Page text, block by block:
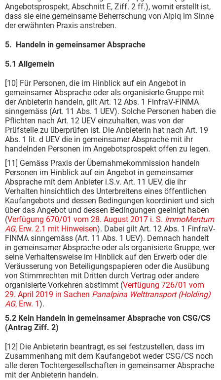
Angebotsprospekt, Abschnitt E, Ziff. 2 ff.), womit erstellt ist,
dass sie eine gemeinsame Beherrschung von Alpiq im Sinne
der erwähnten Praxis anstreben.
5. Handeln in gemeinsamer Absprache
5.1 Allgemein
[10] Für Personen, die im Hinblick auf ein Angebot in
gemeinsamer Absprache oder als organisierte Gruppe mit
der Anbieterin handeln, gilt Art. 12 Abs. 1 FinfraV-FINMA
sinngemäss (Art. 11 Abs. 1 UEV). Solche Personen haben die
Pflichten nach Art. 12 UEV einzuhalten, was von der
Prüfstelle zu überprüfen ist. Die Anbieterin hat nach Art. 19
Abs. 1 lit. d UEV die in gemeinsamer Absprache mit ihr
handelnden Personen im Angebotsprospekt offen zu legen.
[11] Gemäss Praxis der Übernahmekommission handeln
Personen im Hinblick auf ein Angebot in gemeinsamer
Absprache mit dem Anbieter i.S.v. Art. 11 UEV, die ihr
Verhalten hinsichtlich des Unterbreitens eines öffentlichen
Kaufangebots und dessen Bedingungen koordiniert und sich
über das Angebot und dessen Bedingungen geeinigt haben
(Verfügung 670/01 vom 28. August 2017 i. S. ImmoMentum
AG, Erw. 2.1 mit Hinweisen). Dabei gilt Art. 12 Abs. 1 FinfraV-
FINMA sinngemäss (Art. 11 Abs. 1 UEV). Demnach handelt
in gemeinsamer Absprache oder als organisierte Gruppe, wer
seine Verhaltensweise im Hinblick auf den Erwerb oder die
Veräusserung von Beteiligungspapieren oder die Ausübung
von Stimmrechten mit Dritten durch Vertrag oder andere
organisierte Vorkehren abstimmt (Verfügung 726/01 vom
29. April 2019 in Sachen Panalpina Welttransport (Holding)
AG, Erw. 1).
5.2 Kein Handeln in gemeinsamer Absprache von CSG/CS
(Antrag Ziff. 2)
[12] Die Anbieterin beantragt, es sei festzustellen, dass im
Zusammenhang mit dem Kaufangebot weder CSG/CS noch
alle deren Tochtergesellschaften in gemeinsamer Absprache
mit der Anbieterin handeln.